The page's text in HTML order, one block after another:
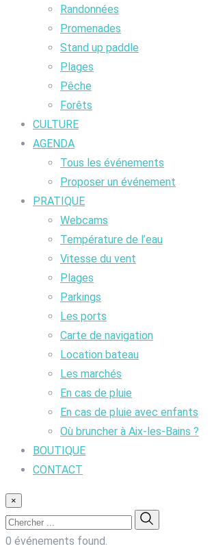
Randonnées
Promenades
Stand up paddle
Plages
Pêche
Forêts
CULTURE
AGENDA
Tous les événements
Proposer un événement
PRATIQUE
Webcams
Température de l’eau
Vitesse du vent
Plages
Parkings
Les ports
Carte de navigation
Location bateau
Les marchés
En cas de pluie
En cas de pluie avec enfants
Où bruncher à Aix-les-Bains ?
BOUTIQUE
CONTACT
×
0 événements found.